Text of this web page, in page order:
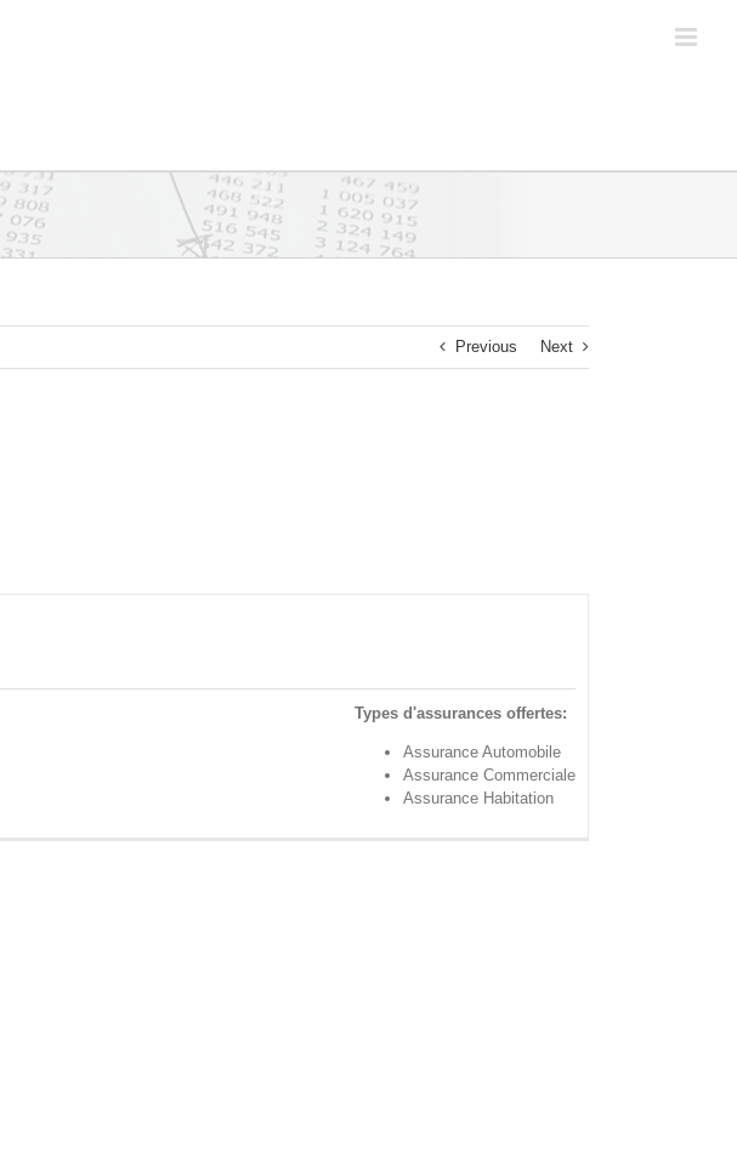
Previous Next
Types d'assurances offertes:
Assurance Automobile
Assurance Commerciale
Assurance Habitation